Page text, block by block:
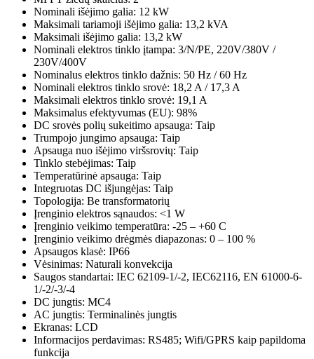
Nominali išėjimo galia: 12 kW
Maksimali tariamoji išėjimo galia: 13,2 kVA
Maksimali išėjimo galia: 13,2 kW
Nominali elektros tinklo įtampa: 3/N/PE, 220V/380V /
230V/400V
Nominalus elektros tinklo dažnis: 50 Hz / 60 Hz
Nominali elektros tinklo srovė: 18,2 A / 17,3 A
Maksimali elektros tinklo srovė: 19,1 A
Maksimalus efektyvumas (EU): 98%
DC srovės polių sukeitimo apsauga: Taip
Trumpojo jungimo apsauga: Taip
Apsauga nuo išėjimo viršsrovių: Taip
Tinklo stebėjimas: Taip
Temperatūrinė apsauga: Taip
Integruotas DC išjungėjas: Taip
Topologija: Be transformatorių
Įrenginio elektros sąnaudos: <1 W
Įrenginio veikimo temperatūra: -25 – +60 C
Įrenginio veikimo drėgmės diapazonas: 0 – 100 %
Apsaugos klasė: IP66
Vėsinimas: Naturali konvekcija
Saugos standartai: IEC 62109-1/-2, IEC62116, EN 61000-6-
1/-2/-3/-4
DC jungtis: MC4
AC jungtis: Terminalinės jungtis
Ekranas: LCD
Informacijos perdavimas: RS485; Wifi/GPRS kaip papildoma
funkcija